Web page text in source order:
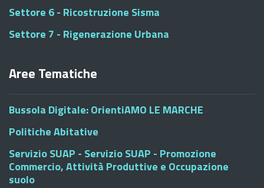
Settore 6 - Ricostruzione Sisma
Settore 7 - Rigenerazione Urbana
Aree Tematiche
Bussola Digitale: OrientiAMO LE MARCHE
Politiche Abitative
Servizio SUAP - Servizio SUAP - Promozione
Commercio, Attività Produttive e Occupazione
suolo